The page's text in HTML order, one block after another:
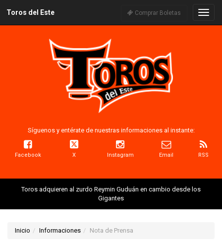
Toros del Este Comprar Boletas
Síguenos y entérate de nuestras informaciones al instante:
Facebook X Instagram Email RSS
Toros adquieren al zurdo Reymin Guduán en cambio desde los
Gigantes
Inicio Informaciones Nota de Prensa